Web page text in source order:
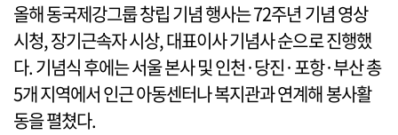
올해 동국제강그룹 창립 기념 행사는 72주년 기념 영상
시청, 장기근속자 시상, 대표이사 기념사 순으로 진행했
다. 기념식 후에는 서울 본사 및 인천·당진·포항·부산 총
5개 지역에서 인근 아동센터나 복지관과 연계해 봉사활
동을 펼쳤다.